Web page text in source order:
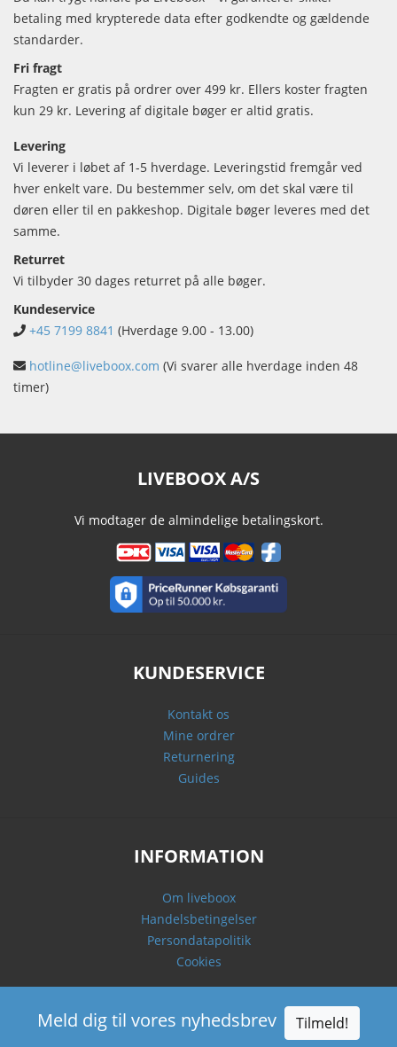
betaling med krypterede data efter godkendte og gældende
standarder.
Fri fragt
Fragten er gratis på ordrer over 499 kr. Ellers koster fragten
kun 29 kr. Levering af digitale bøger er altid gratis.
Levering
Vi leverer i løbet af 1-5 hverdage. Leveringstid fremgår ved
hver enkelt vare. Du bestemmer selv, om det skal være til
døren eller til en pakkeshop. Digitale bøger leveres med det
samme.
Returret
Vi tilbyder 30 dages returret på alle bøger.
Kundeservice
+45 7199 8841 (Hverdage 9.00 - 13.00)
hotline@liveboox.com (Vi svarer alle hverdage inden 48
timer)
LIVEBOOX A/S
Vi modtager de almindelige betalingskort.
KUNDESERVICE
Kontakt os
Mine ordrer
Returnering
Guides
INFORMATION
Om liveboox
Handelsbetingelser
Persondatapolitik
Cookies
Meld dig til vores nyhedsbrev Tilmeld!